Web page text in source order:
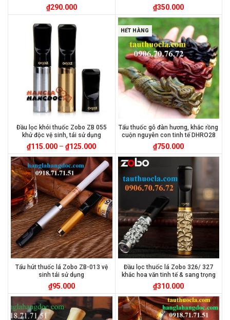
₫290.000 ₫350.000
Đầu lọc khói thuốc Zobo ZB 055
khử độc vệ sinh, tái sử dụng
₫115.000 –₫125.000
HẾT HÀNG
Tẩu thuốc gỗ đàn hương, khắc rồng
cuộn nguyên con tinh tế DHRO28
₫750.000
Tẩu hút thuốc lá Zobo ZB-013 vệ
sinh tái sử dụng
₫95.000
Đầu lọc thuốc lá Zobo 326/ 327
khắc hoa văn tinh tế & sang trọng
₫310.000